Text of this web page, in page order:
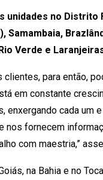
unidades no
Samambaia,
Verde e
para então,
em constante
cada um
nos fornecem
com maestria,”
na Bahia e no